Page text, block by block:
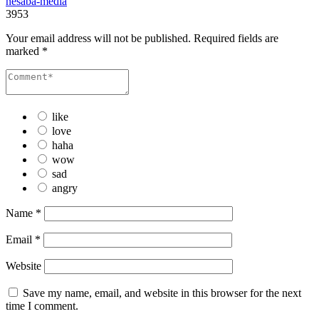
3953
Your email address will not be published. Required fields are
marked *
like
love
haha
wow
sad
angry
Name *
Email *
Website
Save my name, email, and website in this browser for the next
time I comment.